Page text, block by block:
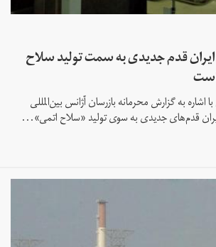
قدم جدیدی به سمت تولید سلاح
اشاره به گزارش محرمانه بازرسان آژانس بین‌المللی
قدم‌های جدیدی به سوی تولید «سلاح اتمی»...